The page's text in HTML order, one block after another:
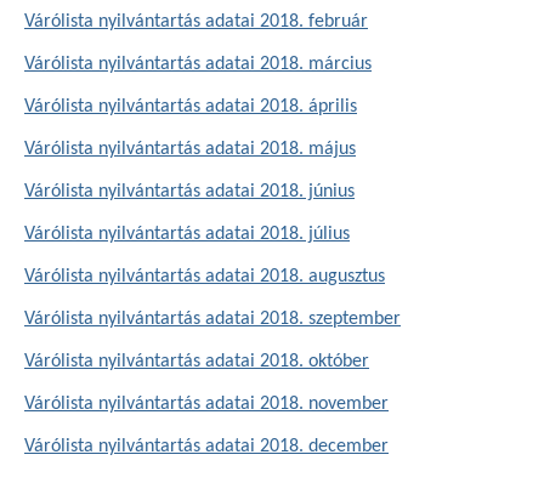
Várólista nyilvántartás adatai 2018. február
Várólista nyilvántartás adatai 2018. március
Várólista nyilvántartás adatai 2018. április
Várólista nyilvántartás adatai 2018. május
Várólista nyilvántartás adatai 2018. június
Várólista nyilvántartás adatai 2018. július
Várólista nyilvántartás adatai 2018. augusztus
Várólista nyilvántartás adatai 2018. szeptember
Várólista nyilvántartás adatai 2018. október
Várólista nyilvántartás adatai 2018. november
Várólista nyilvántartás adatai 2018. december